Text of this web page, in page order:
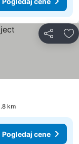
Deli
km
Pogledaj cene